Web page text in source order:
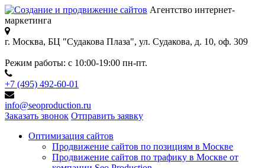
Агентство интернет-
маркетинга
г. Москва, БЦ "Судакова Плаза", ул. Судакова, д. 10, оф. 309
Режим работы: с 10:00-19:00 пн-пт.
+7 (495) 492-60-01
info@seoproduction.ru
Заказать звонок Отправить заявку
Оптимизация сайтов
Продвижение сайтов по позициям в Москве
Продвижение сайтов по трафику в Москве от